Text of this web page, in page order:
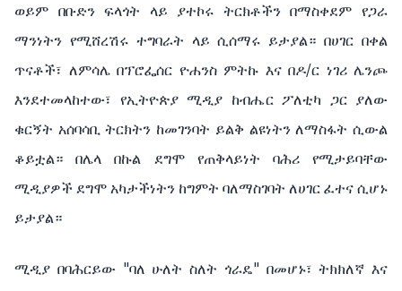
ወይም በቡድን ፍላጎት ላይ ያተኮሩ ትርክቶችን በማስቀደም የጋራ
ማንነትን የሚሸረሽሩ ተግባራት ላይ ሲሰማሩ ይታያል። በሀገር በቀል
ጥናቶች፣ ለምሳሌ በፕሮፌሰር ዮሐንስ ምትኩ እና በዶ/ር ነገሪ ሌንጮ
እንደተመላከተው፣ የኢትዮጵያ ሚዲያ ከብሔር ፖለቲካ ጋር ያለው
ቁርኝት አሰባሳቢ ትርክትን ከመገንባት ይልቅ ልዩነትን ለማስፋት ሲውል
ቆይቷል። በሌላ በኩል ደግሞ የጠቅላይነት ባሕሪ የሚታይባቸው
ሚዲያዎች ደግሞ አካታችነትን ከግምት ባለማስገባት ለሀገር ፈተና ሲሆኑ
ይታያል።
ሚዲያ በባሕርይው "ባለ ሁለት ስለት ጎራዴ" በመሆኑ፣ ትክክለኛ እና